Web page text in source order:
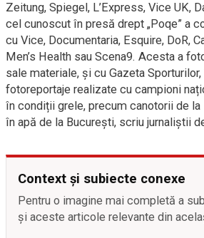
Zeitung, Spiegel, L’Express, Vice UK,
cel cunoscut în presă drept „Poqe” a
cu Vice, Documentaria, Esquire, DoR,
Men’s Health sau Scena9. Acesta a
sale materiale, și cu Gazeta
fotoreportaje realizate cu campioni
în condiții grele, precum canotorii de
în apă de la București, scriu jurnaliștii
Context și subiecte conexe
Pentru o imagine mai completă a
și aceste articole relevante din